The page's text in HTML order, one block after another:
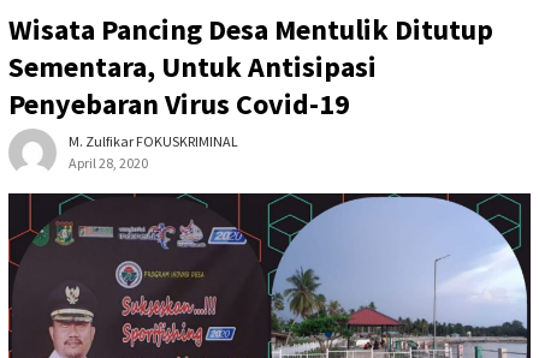
Wisata Pancing Desa Mentulik Ditutup
Sementara, Untuk Antisipasi
Penyebaran Virus Covid-19
M. Zulfikar FOKUSKRIMINAL
April 28, 2020